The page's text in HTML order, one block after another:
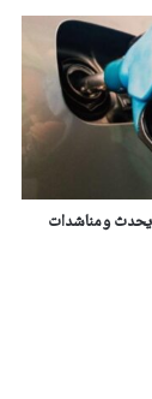
يحدث ومناشدات